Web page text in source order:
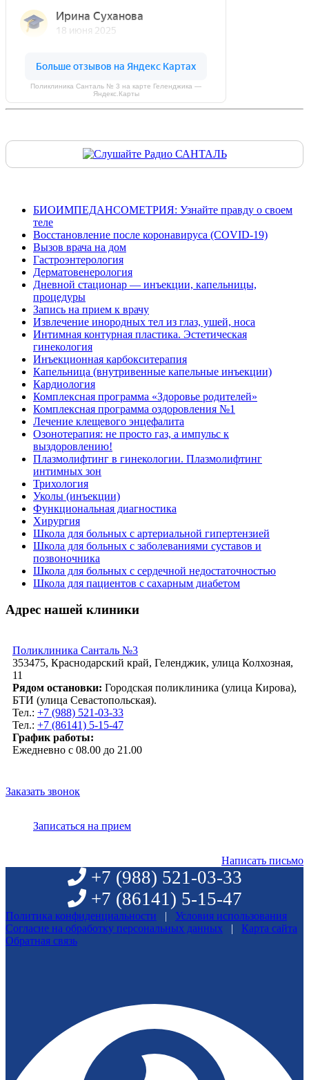
Поликлиника Санталь № 3 на карте Геленджика —
Яндекс.Карты
БИОИМПЕДАНСОМЕТРИЯ: Узнайте правду о своем
теле
Восстановление после коронавируса (COVID-19)
Вызов врача на дом
Гастроэнтерология
Дерматовенерология
Дневной стационар — инъекции, капельницы,
процедуры
Запись на прием к врачу
Извлечение инородных тел из глаз, ушей, носа
Интимная контурная пластика. Эстетическая
гинекология
Инъекционная карбокситерапия
Капельница (внутривенные капельные инъекции)
Кардиология
Комплексная программа «Здоровье родителей»
Комплексная программа оздоровления №1
Лечение клещевого энцефалита
Озонотерапия: не просто газ, а импульс к
выздоровлению!
Плазмолифтинг в гинекологии. Плазмолифтинг
интимных зон
Трихология
Уколы (инъекции)
Функциональная диагностика
Хирургия
Школа для больных с артериальной гипертензией
Школа для больных с заболеваниями суставов и
позвоночника
Школа для больных с сердечной недостаточностью
Школа для пациентов с сахарным диабетом
Адрес нашей клиники
Поликлиника Санталь №3
353475, Краснодарский край, Геленджик, улица Колхозная,
11
Рядом остановки: Городская поликлиника (улица Кирова),
БТИ (улица Севастопольская).
Тел.: +7 (988) 521-03-33
Тел.: +7 (86141) 5-15-47
График работы:
Ежедневно с 08.00 до 21.00
Заказать звонок
Записаться на прием
Написать письмо
+7 (988) 521-03-33
+7 (86141) 5-15-47
Политика конфиденциальности |
Условия использования
Согласие на обработку персональных данных
|
Карта сайта
Обратная связь